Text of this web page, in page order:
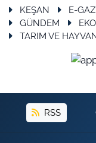
KEŞAN E-
GÜNDEM
TARIM VE
RSS